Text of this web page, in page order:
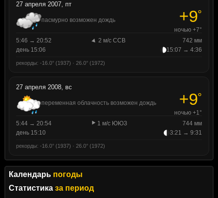
27 апреля 2007, пт
пасмурно возможен дождь +9°
ночью +7°
5:46 → 20:52
2 м/с ССВ
742 мм
день 15:06
15:07 → 4:36
рекорды: -16.0° (1937) · 26.0° (1972)
27 апреля 2008, вс
переменная облачность возможен дождь +9°
ночью +1°
5:44 → 20:54
1 м/с ЮЮЗ
744 мм
день 15:10
3:21 → 9:31
рекорды: -16.0° (1937) · 26.0° (1972)
Календарь погоды
Статистика за период